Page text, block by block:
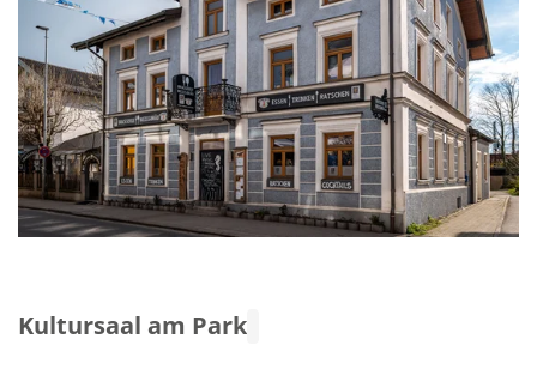
Kultursaal am Park